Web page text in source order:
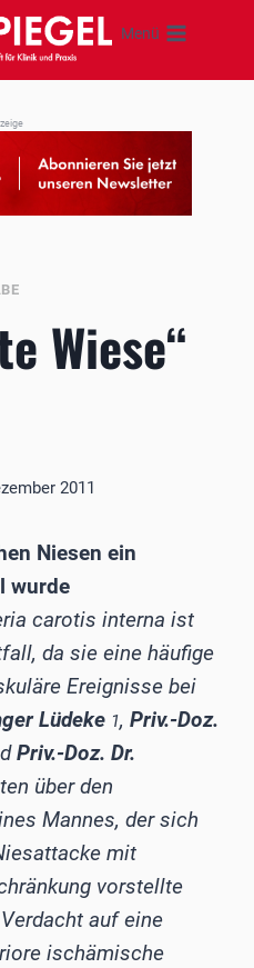
Menü
Wiese“
2011
Niesen ein
wurde
carotis interna ist
da sie eine häufige
Ereignisse bei
Lüdeke 1, Priv.-Doz.
Priv.-Doz. Dr.
über den
Mannes, der sich
mit
vorstellte
auf eine
ischämische